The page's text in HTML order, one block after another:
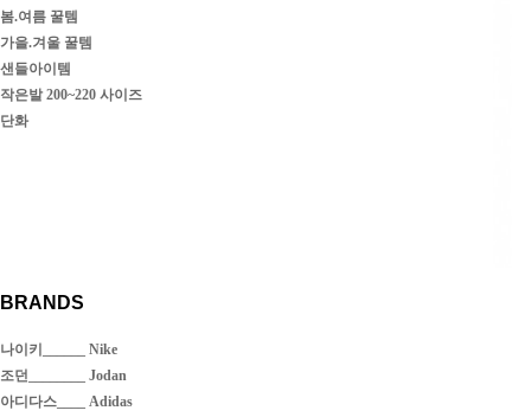
봄.여름 꿀템
가을.겨울 꿀템
샌들아이템
작은발 200~220 사이즈
단화
BRANDS
나이키______ Nike
조던________ Jodan
아디다스____ Adidas